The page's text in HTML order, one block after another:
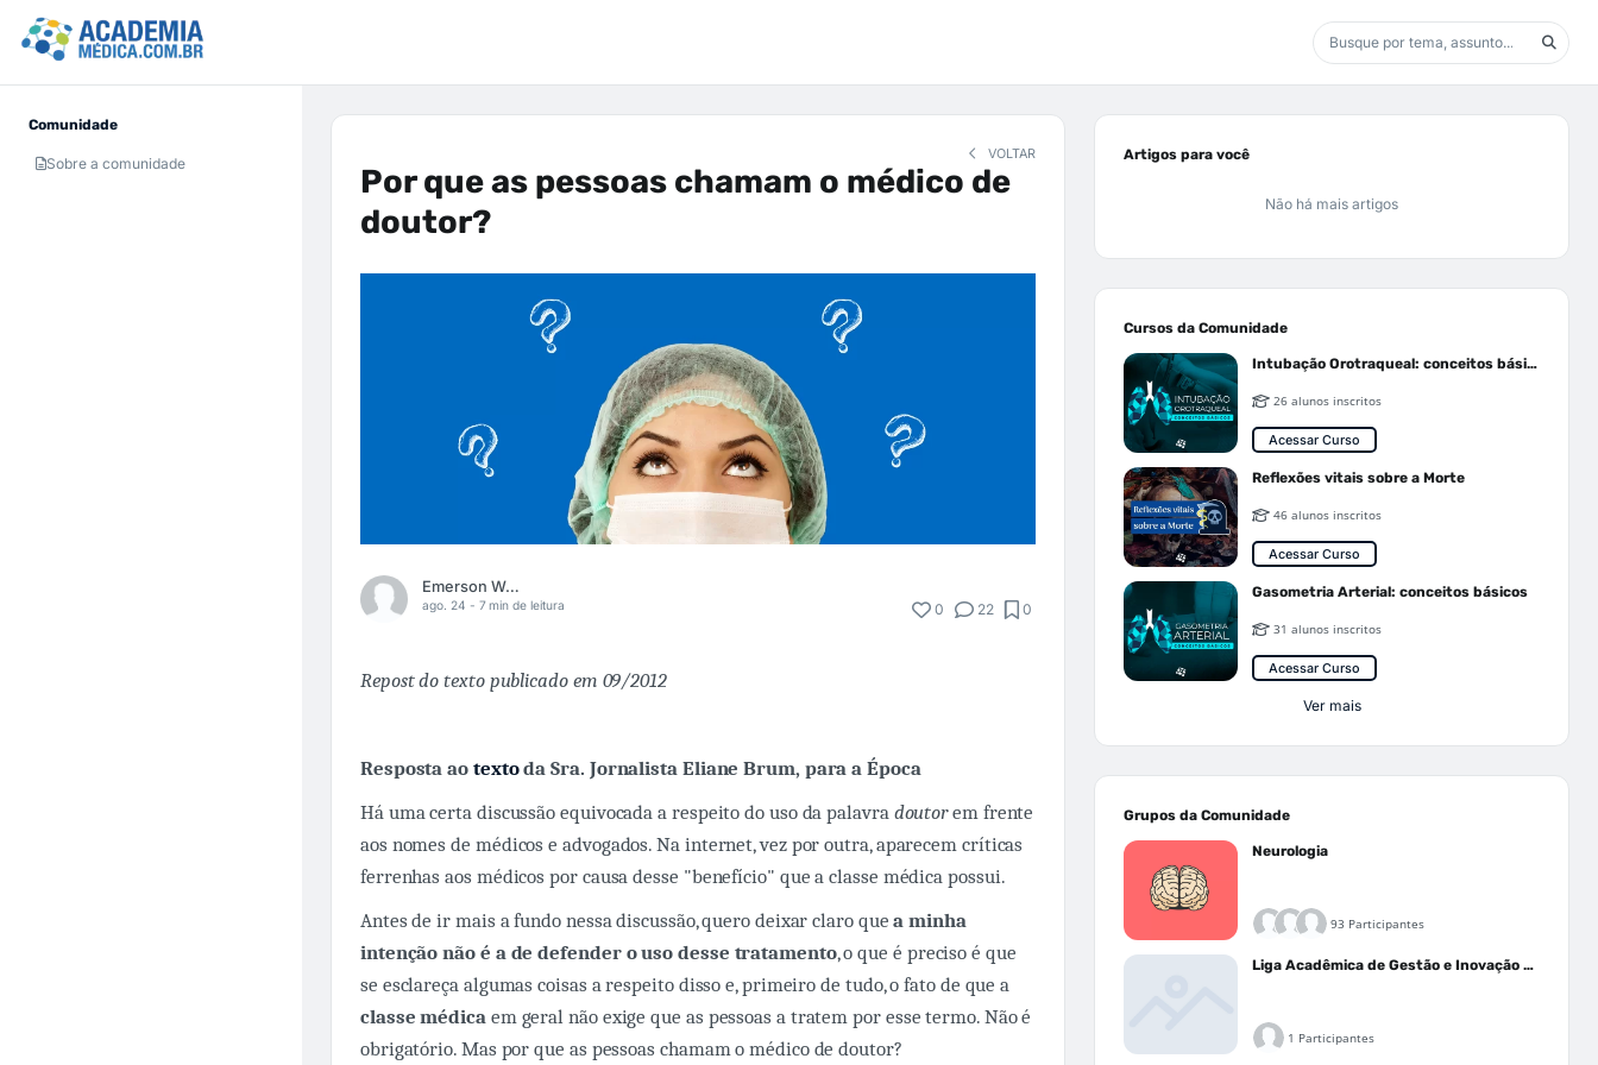
Comunidade
Sobre a comunidade
VOLTAR
Por que as pessoas chamam o médico de
doutor?
Emerson Wolaniuk
ago. 24 - 7 min de leitura 0 22 0
Repost do texto publicado em 09/2012
Resposta ao textoda Sra. Jornalista Eliane Brum, para a Época
Há uma certa discussão equivocada a respeito do uso da palavra doutorem frente
aos nomes de médicos e advogados. Na internet, vez por outra, aparecem críticas
ferrenhas aos médicos por causa desse "benefício" que a classe médica possui.
Antes de ir mais a fundo nessa discussão, quero deixar claro quea minha
intenção não é a de defender o uso desse tratamento, o que é preciso é que
se esclareça algumas coisas a respeito disso e, primeiro de tudo, o fato de que a
classe médica em geral não exige que as pessoas a tratem por esse termo. Não é
obrigatório. Mas por que as pessoas chamam o médico de doutor?
Artigos para você
Não há mais artigos
Cursos da Comunidade
Intubação Orotraqueal: conceitos básicos
26 alunos inscritos
Acessar Curso
Reflexões vitais sobre a Morte
46 alunos inscritos
Acessar Curso
Gasometria Arterial: conceitos básicos
31 alunos inscritos
Acessar Curso
Ver mais
Grupos da Comunidade
Neurologia
93 Participantes
Liga Acadêmica de Gestão e Inovação Médica - LAGIM
1 Participantes